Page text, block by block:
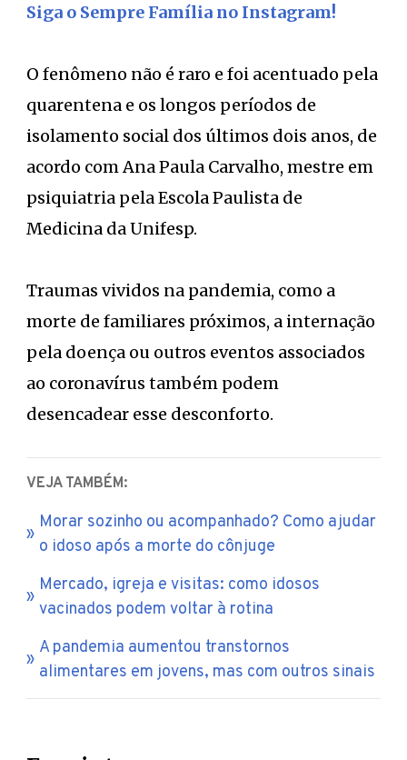
Siga o Sempre Família no Instagram!
O fenômeno não é raro e foi acentuado pela
quarentena e os longos períodos de
isolamento social dos últimos dois anos, de
acordo com Ana Paula Carvalho, mestre em
psiquiatria pela Escola Paulista de
Medicina da Unifesp.
Traumas vividos na pandemia, como a
morte de familiares próximos, a internação
pela doença ou outros eventos associados
ao coronavírus também podem
desencadear esse desconforto.
VEJA TAMBÉM:
Morar sozinho ou acompanhado? Como ajudar
o idoso após a morte do cônjuge
Mercado, igreja e visitas: como idosos
vacinados podem voltar à rotina
A pandemia aumentou transtornos
alimentares em jovens, mas com outros sinais